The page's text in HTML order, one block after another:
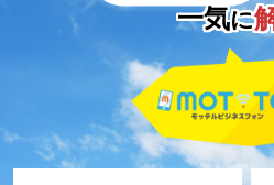
一気に